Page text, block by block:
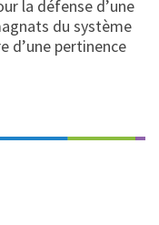
la défense d’une
du système
d’une pertinence